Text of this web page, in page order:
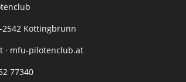
2542 Kottingbrunn
· mfu-pilotenclub.at
77340